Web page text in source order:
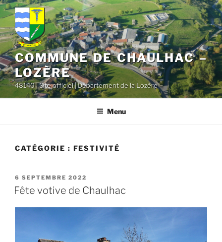
principal
Aller
au
contenu
principal
COMMUNE DE CHAULHAC –
LOZÈRE
48140 | Site officiel | Département de la Lozère
Menu
CATÉGORIE : FESTIVITÉ
PUBLIÉ
LE
6 SEPTEMBRE 2022
Fête votive de Chaulhac